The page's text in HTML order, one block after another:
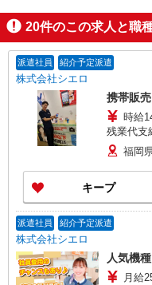
20件のこの求人と職
派遣社員 紹介予定派遣
株式会社シエロ
携帯販
時給
残業代支
+゜・。
万円支給(規定有) お友達を
ィブ支給(規定有) ★月2回
有）★ ゜
福岡
キープ
派遣社員 紹介予定派遣
株式会社シエロ
人気機
月給